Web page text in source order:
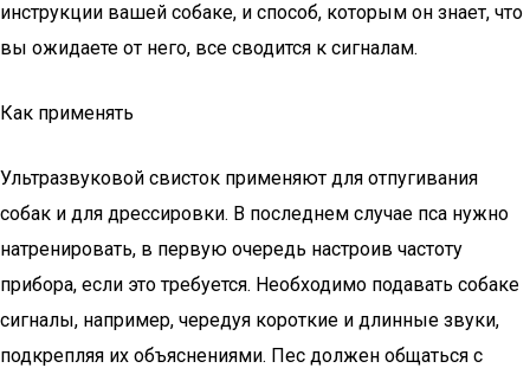
инструкции вашей собаке, и способ, которым он знает, что
вы ожидаете от него, все сводится к сигналам.
Как применять
Ультразвуковой свисток применяют для отпугивания
собак и для дрессировки. В последнем случае пса нужно
натренировать, в первую очередь настроив частоту
прибора, если это требуется. Необходимо подавать собаке
сигналы, например, чередуя короткие и длинные звуки,
подкрепляя их объяснениями. Пес должен общаться с